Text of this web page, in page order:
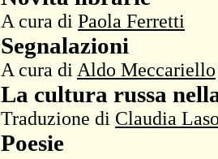
A cura di Paola Ferretti
Segnalazioni
A cura di Aldo Meccariello
La cultura russa
Traduzione di Claudia
Poesie